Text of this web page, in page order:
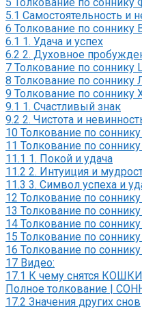
5.1 Самостоятельность и
6 Толкование по соннику
6.1 1. Удача и успех
6.2 2. Духовное
7 Толкование по соннику
8 Толкование по соннику
9 Толкование по соннику
9.1 1. Счастливый знак
9.2 2. Чистота и
10 Толкование по
11 Толкование по
11.1 1. Покой и удача
11.2 2. Интуиция и
11.3 3. Символ успеха и
12 Толкование по
13 Толкование по
14 Толкование по
15 Толкование по
16 Толкование по
17 Видео:
17.1 К чему снятся
Полное толкование |
17.2 Значения других снов